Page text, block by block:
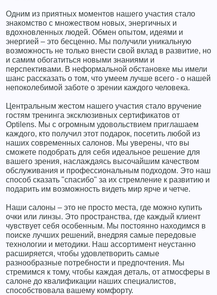
Одним из приятных моментов нашего участия стало
знакомство с множеством новых, энергичных и
вдохновленных людей. Обмен опытом, идеями и
энергией – это бесценно. Мы получили уникальную
возможность не только внести свой вклад в развитие, но
и самим обогатиться новыми знаниями и
перспективами. В неформальной обстановке мы имели
шанс рассказать о том, что умеем лучше всего - о нашей
непоколебимой заботе о зрении каждого человека.
Центральным жестом нашего участия стало вручение
гостям тренинга эксклюзивных сертификатов от
Optilens. Мы с огромным удовольствием приглашаем
каждого, кто получил этот подарок, посетить любой из
наших современных салонов. Мы уверены, что вы
сможете подобрать для себя идеальное решение для
вашего зрения, наслаждаясь высочайшим качеством
обслуживания и профессиональным подходом. Это наш
способ сказать "спасибо" за их стремление к развитию и
подарить им возможность видеть мир ярче и четче.
Наши салоны – это не просто места, где можно купить
очки или линзы. Это пространства, где каждый клиент
чувствует себя особенным. Мы постоянно находимся в
поиске лучших решений, внедряя самые передовые
технологии и методики. Наш ассортимент неустанно
расширяется, чтобы удовлетворить самые
разнообразные потребности и предпочтения. Мы
стремимся к тому, чтобы каждая деталь, от атмосферы в
салоне до квалификации наших специалистов,
способствовала вашему комфорту.